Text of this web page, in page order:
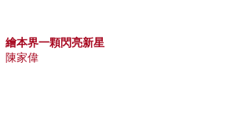
繪本界一顆閃亮新星
陳家偉